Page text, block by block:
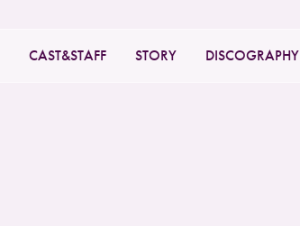
CAST&STAFF STORY DISCOGRAPHY